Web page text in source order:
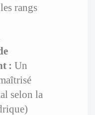
rangs
: Un
selon la